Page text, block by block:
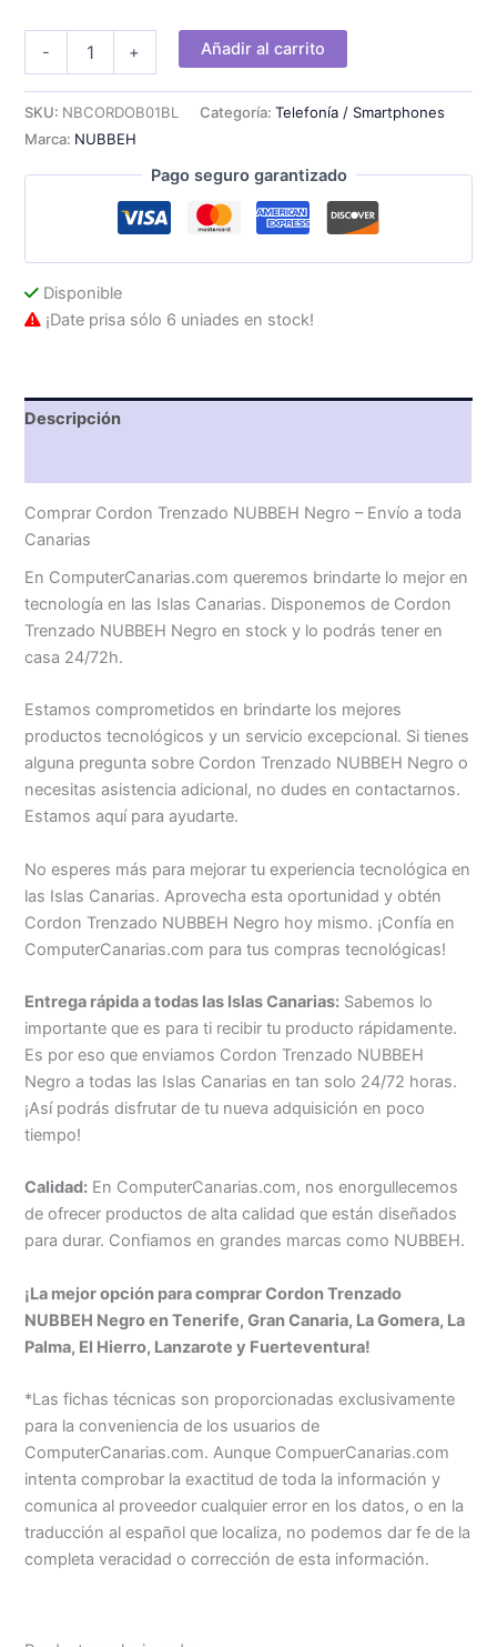
-
Trenzado
Negro
+ Añadir al carrito
SKU: NBCORDOB01BL Categoría:Telefonía / Smartphones
Marca: NUBBEH
Pago seguro garantizado
Disponible
¡Date prisa sólo 6 uniades en stock!
Descripción
Comprar Cordon Trenzado NUBBEH Negro – Envío a toda
Canarias
En ComputerCanarias.com queremos brindarte lo mejor en
tecnología en las Islas Canarias. Disponemos de Cordon
Trenzado NUBBEH Negro en stock y lo podrás tener en
casa 24/72h.
Estamos comprometidos en brindarte los mejores
productos tecnológicos y un servicio excepcional. Si tienes
alguna pregunta sobre Cordon Trenzado NUBBEH Negro o
necesitas asistencia adicional, no dudes en contactarnos.
Estamos aquí para ayudarte.
No esperes más para mejorar tu experiencia tecnológica en
las Islas Canarias. Aprovecha esta oportunidad y obtén
Cordon Trenzado NUBBEH Negro hoy mismo. ¡Confía en
ComputerCanarias.com para tus compras tecnológicas!
Entrega rápida a todas las Islas Canarias: Sabemos lo
importante que es para ti recibir tu producto rápidamente.
Es por eso que enviamos Cordon Trenzado NUBBEH
Negro a todas las Islas Canarias en tan solo 24/72 horas.
¡Así podrás disfrutar de tu nueva adquisición en poco
tiempo!
Calidad: En ComputerCanarias.com, nos enorgullecemos
de ofrecer productos de alta calidad que están diseñados
para durar. Confiamos en grandes marcas como NUBBEH.
¡La mejor opción para comprar Cordon Trenzado
NUBBEH Negro en Tenerife, Gran Canaria, La Gomera, La
Palma, El Hierro, Lanzarote y Fuerteventura!
*Las fichas técnicas son proporcionadas exclusivamente
para la conveniencia de los usuarios de
ComputerCanarias.com. Aunque CompuerCanarias.com
intenta comprobar la exactitud de toda la información y
comunica al proveedor cualquier error en los datos, o en la
traducción al español que localiza, no podemos dar fe de la
completa veracidad o corrección de esta información.